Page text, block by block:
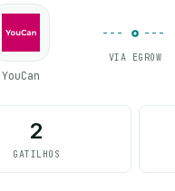
YouCan
VIA EGROW
2
GATILHOS